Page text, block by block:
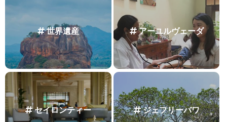
世界遺産 アーユルヴェーダ
セイロンティー ジェフリーバワ